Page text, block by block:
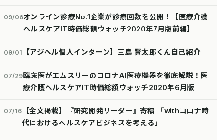
09/06オンライン診療No.1企業が診療回数を公開！【医療介護
ヘルスケアIT時価総額ウォッチ2020年7月版前編】
09/01 【アジヘル個人インターン】三島 賢太郎くん自己紹介
07/29臨床医がエムスリーのコロナAI医療機器を徹底解説！医
療介護ヘルスケアIT時価総額ウォッチ2020年6月版
07/16
【全文掲載】『研究開発リーダー』寄稿 「withコロナ時
代におけるヘルスケアビジネスを考える」